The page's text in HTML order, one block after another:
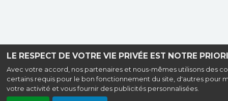
LE RESPECT DE VOTRE VIE PRIVÉE EST NOTRE
Avec votre accord, nos partenaires et nous-mêmes utilisons des
certains requis pour le bon fonctionnement du site, d'autres pour
votre activité et vous fournir des publicités personnalisées.